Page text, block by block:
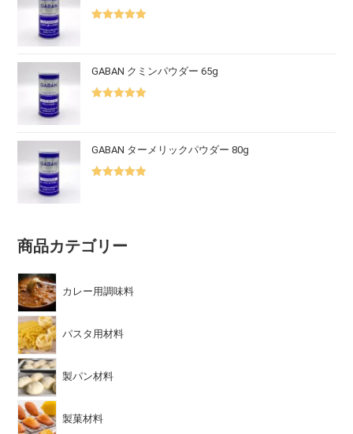
GABAN クミンパウダー 65g
GABAN ターメリックパウダー 80g
商品カテゴリー
カレー用調味料
パスタ用材料
製パン材料
製菓材料